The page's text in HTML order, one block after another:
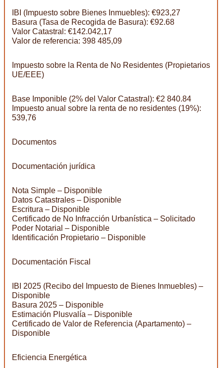
IBI (Impuesto sobre Bienes Inmuebles): €923,27
Basura (Tasa de Recogida de Basura): €92.68
Valor Catastral: €142.042,17
Valor de referencia: 398 485,09
Impuesto sobre la Renta de No Residentes (Propietarios
UE/EEE)
Base Imponible (2% del Valor Catastral): €2 840.84
Impuesto anual sobre la renta de no residentes (19%):
539,76
Documentos
Documentación jurídica
Nota Simple – Disponible
Datos Catastrales – Disponible
Escritura – Disponible
Certificado de No Infracción Urbanística – Solicitado
Poder Notarial – Disponible
Identificación Propietario – Disponible
Documentación Fiscal
IBI 2025 (Recibo del Impuesto de Bienes Inmuebles) –
Disponible
Basura 2025 – Disponible
Estimación Plusvalía – Disponible
Certificado de Valor de Referencia (Apartamento) –
Disponible
Eficiencia Energética